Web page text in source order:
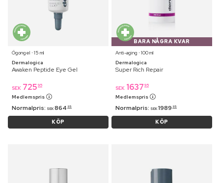
Ögongel ⋅ 15 ml
Dermalogica
Awaken Peptide Eye Gel
SEK 725 95
Medlemspris
Normalpris: SEK 864 95
KÖP
BARA NÅGRA KVAR
Anti-aging ⋅ 100 ml
Dermalogica
Super Rich Repair
SEK 1637 95
Medlemspris
Normalpris: SEK 1989 95
KÖP